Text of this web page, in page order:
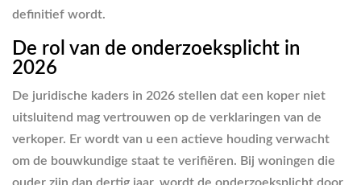
definitief wordt.
De rol van de onderzoeksplicht in
2026
De juridische kaders in 2026 stellen dat een koper niet
uitsluitend mag vertrouwen op de verklaringen van de
verkoper. Er wordt van u een actieve houding verwacht
om de bouwkundige staat te verifiëren. Bij woningen die
ouder zijn dan dertig jaar, wordt de onderzoeksplicht door